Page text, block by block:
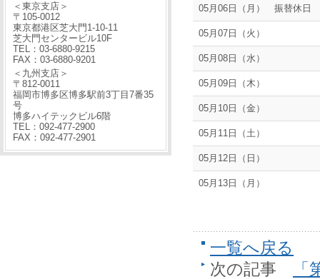
05月06日（月） 振替休日
05月07日（火）
05月08日（水）
05月09日（木）
05月10日（金）
05月11日（土）
05月12日（日）
05月13日（月）
一覧へ戻る
次の記事
＜東京支店＞
〒105-0012
東京都港区芝大門1-10-11
芝大門センタービル10F
TEL：03-6880-9215
FAX：03-6880-9201
＜九州支店＞
〒812-0011
福岡市博多区博多駅前3丁目7番35
号
博多ハイテックビル6階
TEL：092-477-2900
FAX：092-477-2901